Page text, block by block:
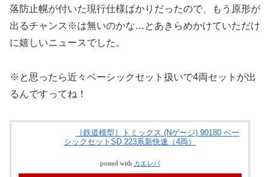
落防止幌が付いた現行仕様ばかりだったので、もう原形が
出るチャンス※は無いのかな…とあきらめかけていただけ
に嬉しいニュースでした。
※と思ったら近々ベーシックセット扱いで4両セットが出
るんですってね！
［鉄道模型］トミックス (Nゲージ) 90180 ベー
シックセットSD 223系新快速（4両）
posted with カエレバ